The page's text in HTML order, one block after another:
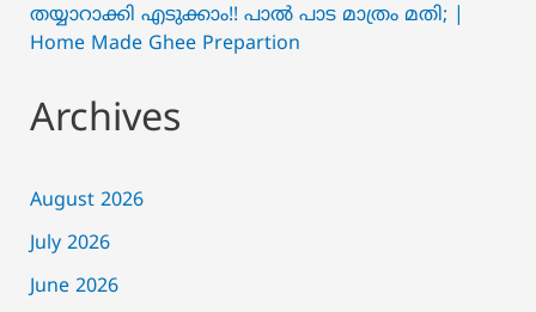
തയ്യാറാക്കി എടുക്കാം!! പാൽ പാട മാത്രം മതി; |
Home Made Ghee Prepartion
Archives
August 2026
July 2026
June 2026